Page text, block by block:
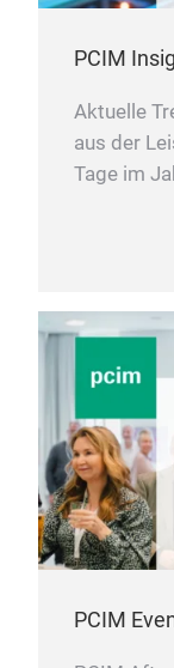
PCIM
Aktuelle
aus der
Tage im
PCIM